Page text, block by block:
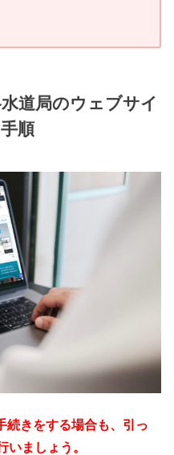
道局のウェブサイ
順
続きをする場合も、引っ
いましょう。